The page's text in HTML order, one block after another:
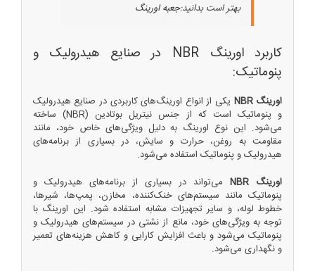
بهتر است بدانید:جعبه اورینگ
کاربرد اورینگ NBR در صنایع هیدرولیک و
پنوماتیک:
اورینگ NBR
یکی از انواع اورینگ‌های کاربردی در صنایع هیدرولیک
و پنوماتیک است که از جنس نیتریل بوتادین (NBR) ساخته
می‌شود. این نوع اورینگ به دلیل ویژگی‌های خاص خود، مانند
مقاومت به روغن، حرارت و سایش، در بسیاری از برنامه‌های
هیدرولیک و پنوماتیک استفاده می‌شود.
اورینگ NBR
می‌تواند در بسیاری از برنامه‌های هیدرولیک و
پنوماتیک مانند سیستم‌های خنک‌کننده، مخازن، پمپ‌ها، شیرها،
خطوط لوله، و سایر تجهیزات مشابه استفاده شود. این اورینگ با
توجه به ویژگی‌های خود، مانع از نشتی در سیستم‌های هیدرولیک و
پنوماتیک می‌شود و باعث افزایش کارایی و کاهش هزینه‌های تعمیر
و نگهداری می‌شود.